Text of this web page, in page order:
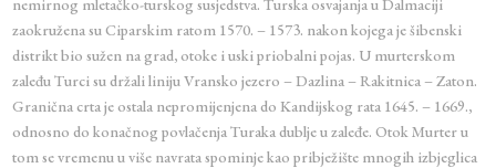
nemirnog mletačko-turskog susjedstva. Turska osvajanja u Dalmaciji
zaokružena su Ciparskim ratom 1570. – 1573. nakon kojega je šibenski
distrikt bio sužen na grad, otoke i uski priobalni pojas. U murterskom
zaleđu Turci su držali liniju Vransko jezero – Dazlina – Rakitnica – Zaton.
Granična crta je ostala nepromijenjena do Kandijskog rata 1645. – 1669.,
odnosno do konačnog povlačenja Turaka dublje u zaleđe. Otok Murter u
tom se vremenu u više navrata spominje kao pribježište mnogih izbjeglica